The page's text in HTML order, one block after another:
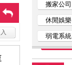
搬家公司
休閒娛樂
弱電系統